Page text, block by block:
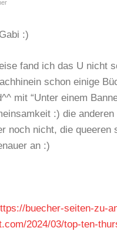
:)
fand ich das U nicht
schon einige
mit “Unter einem
:) die anderen
noch nicht, die queeren
an :)
buecher-seiten-zu-
2024/03/top-ten-